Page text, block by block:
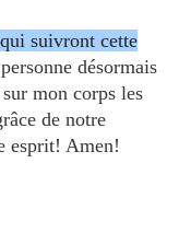
suivront cette
désormais
mon corps les
de notre
esprit! Amen!